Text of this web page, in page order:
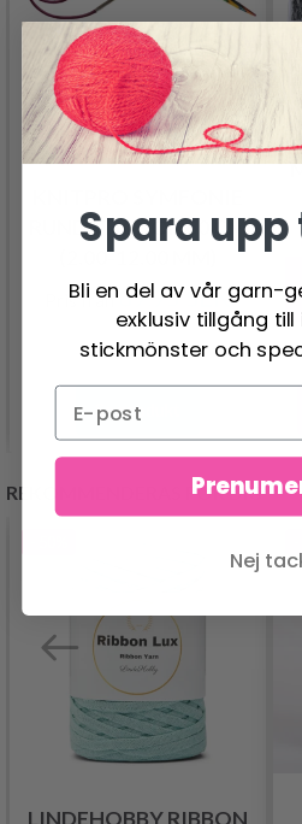
RUNDSTICKOR 60 CM
(2.00-12.00 MM)
Pris från 89.95 SEK
Se produkt
REKOMMENDERAS FÖR DIG
LINDEHOBBY RIBBON
Spara upp
Bli en del av vår garn-
exklusiv tillgång
stickmönster och
Nej